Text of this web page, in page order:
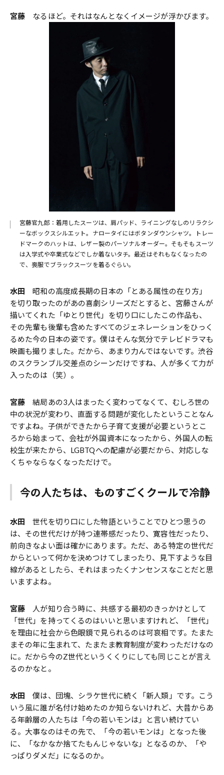
宮藤 なるほど。それはなんとなくイメージが浮かびます。
宮藤官九郎：着用したスーツは、肩パッド、ライニングなしのリラクシ
ーなボックスシルエット。ナロータイにはボタンダウンシャツ。トレー
ドマークのハットは、レザー製のパーソナルオーダー。そもそもスーツ
は入学式や卒業式などでしか着ないタチ。最近はそれもなくなったの
で、喪服でブラックスーツを着るぐらい。
水田
昭和の高度成長期の日本の「とある属性の在り方」
を切り取ったのがあの喜劇シリーズだとすると、宮藤さんが
描いてくれた「ゆとり世代」を切り口にしたこの作品も、
その先輩も後輩も含めたすべてのジェネレーションをひっく
るめた今の日本の姿です。僕はそんな気分でテレビドラマも
映画も撮りました。だから、あまり力んではないです。渋谷
のスクランブル交差点のシーンだけですね、人が多くて力が
入ったのは（笑）。
宮藤 結局あの3人はまったく変わってなくて、むしろ世の
中の状況が変わり、直面する問題が変化したということなん
ですよね。子供ができたから子育て支援が必要というとこ
ろから始まって、会社が外国資本になったから、外国人の転
校生が来たから、LGBTQへの配慮が必要だから、対応しな
くちゃならなくなっただけで。
今の人たちは、ものすごくクールで冷静
水田 世代を切り口にした物語ということでひとつ思うの
は、その世代だけが持つ連帯感だったり、寛容性だったり、
前向きなよい面は確かにあります。ただ、ある特定の世代だ
からといって何かを決めつけてしまったり、見下すような目
線があるとしたら、それはまったくナンセンスなことだと思
いますよね。
宮藤 人が知り合う時に、共感する最初のきっかけとして
「世代」を持ってくるのはいいと思いますけれど、「世代」
を理由に社会から色眼鏡で見られるのは可哀相です。たまた
まその年に生まれて、たまたま教育制度が変わっただけなの
に。だから今のZ世代というくくりにしても同じことが言え
るのかなと。
水田 僕は、団塊、シラケ世代に続く「新人類」です。こう
いう風に誰が名付け始めたのか知らないけれど、大昔からあ
る年齢層の人たちは「今の若いモンは」と言い続けてい
る。大事なのはその先で、「今の若いモンは」となった後
に、「なかなか捨てたもんじゃないな」となるのか、「や
っぱりダメだ」になるのか。